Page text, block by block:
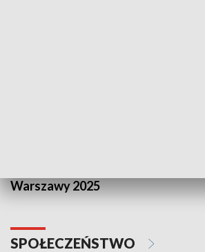
Warszawy 2025
SPOŁECZEŃSTWO